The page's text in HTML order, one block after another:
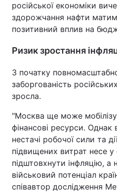
російської економіки
здорожчання нафти
позитивний вплив на
Ризик зростання
З початку
заборгованість
зросла.
"Москва ще може
фінансові ресурси. Однак
нестачі робочої сили та
підвищених витрат несе у
підштовхнути інфляцію, а
військовий потенціал
співавтор дослідження